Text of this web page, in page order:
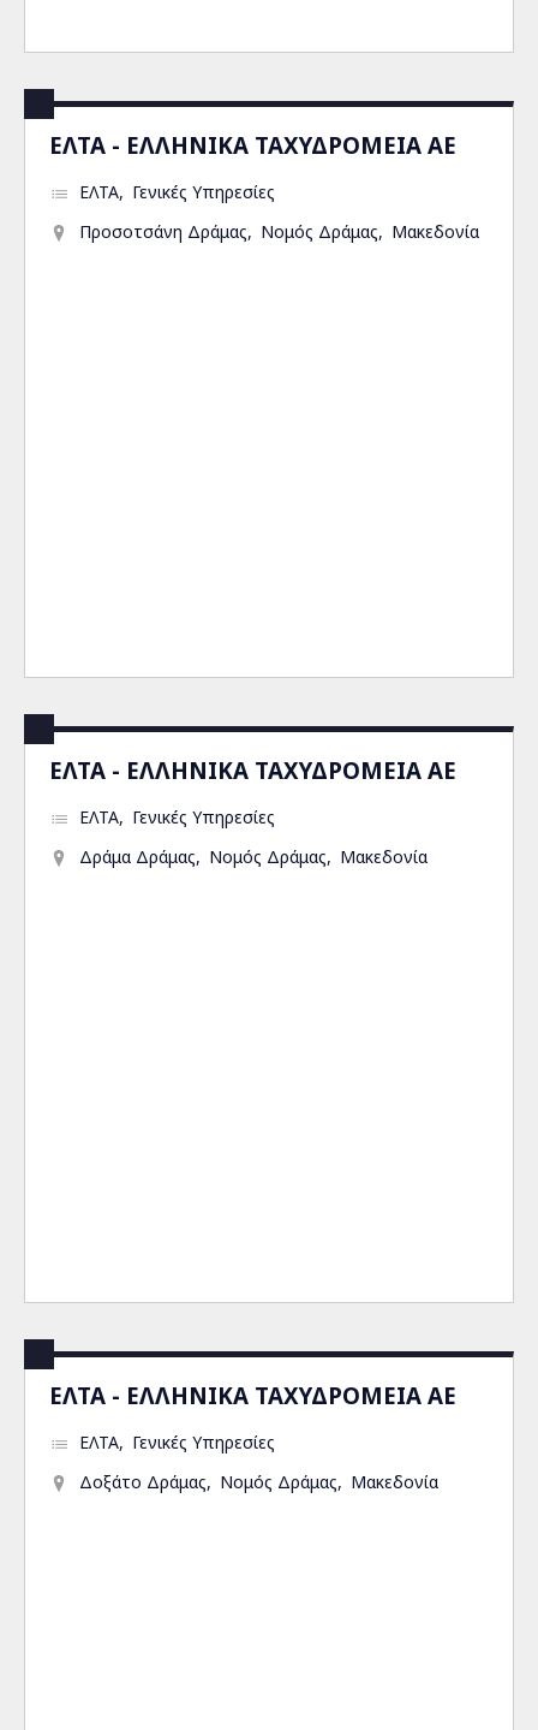
ΕΛΤΑ - ΕΛΛΗΝΙΚΑ ΤΑΧΥΔΡΟΜΕΙΑ ΑΕ
ΕΛΤΑ
Γενικές Υπηρεσίες
Προσοτσάνη Δράμας
Νομός Δράμας Μακεδονία
ΕΛΤΑ - ΕΛΛΗΝΙΚΑ ΤΑΧΥΔΡΟΜΕΙΑ ΑΕ
ΕΛΤΑ
Γενικές Υπηρεσίες
Δράμα Δράμας
Νομός Δράμας Μακεδονία
ΕΛΤΑ - ΕΛΛΗΝΙΚΑ ΤΑΧΥΔΡΟΜΕΙΑ ΑΕ
ΕΛΤΑ
Γενικές Υπηρεσίες
Δοξάτο Δράμας
Νομός Δράμας Μακεδονία